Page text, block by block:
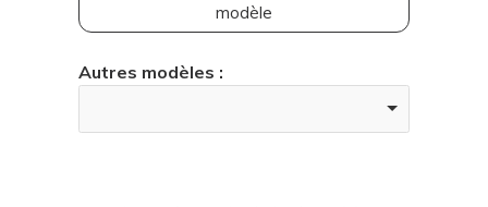
modèle
Autres modèles :